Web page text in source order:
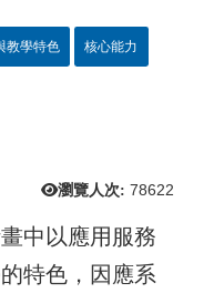
教學特色 核心能力
瀏覽人次: 78622
中以應用服務
特色，因應系